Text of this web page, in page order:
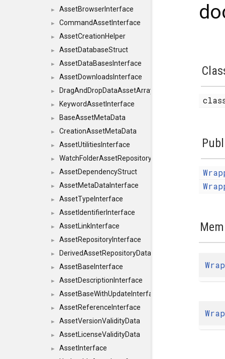
► AssetBrowserInterface
► CommandAssetInterface
► AssetCreationHelper
► AssetDatabaseStruct
► AssetDataBasesInterface
► AssetDownloadsInterface
► DragAndDropDataAssetArray
► KeywordAssetInterface
► BaseAssetMetaData
► CreationAssetMetaData
► AssetUtilitiesInterface
► WatchFolderAssetRepositoryInterface
► AssetDependencyStruct
► AssetMetaDataInterface
► AssetTypeInterface
► AssetIdentifierInterface
► AssetLinkInterface
► AssetRepositoryInterface
► DerivedAssetRepositoryDataInterface
► AssetBaseInterface
► AssetDescriptionInterface
► AssetBaseWithUpdateInterface
► AssetReferenceInterface
► AssetVersionValidityData
► AssetLicenseValidityData
►
AssetInterface